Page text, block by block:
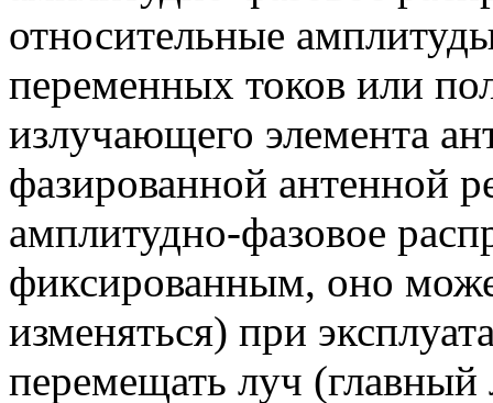
относительные
переменных токов или
излучающего элемента
фазированной антенной
амплитудно-фазовое
фиксированным, оно
изменяться) при
перемещать луч